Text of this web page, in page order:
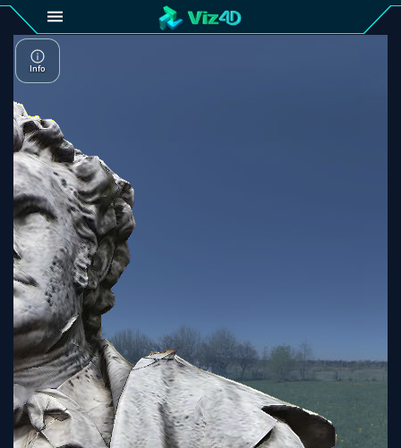
4D
Viz4D
Fusion
Viz4D
Mesh
Pricing
Tutorial
Viz4D
Fusion
Tutorial